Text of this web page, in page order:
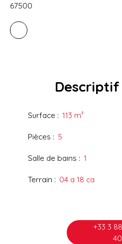
67500
Descriptif
Surface : 113 m²
Pièces : 5
Salle de bains : 1
Terrain : 04 a 18 ca
+33 3
40